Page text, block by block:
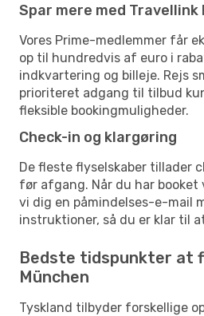
Spar mere med Travellink
Vores Prime-medlemmer får
op til hundredvis af euro i
indkvartering og billeje. Rejs
prioriteret adgang til tilbud
fleksible bookingmuligheder.
Check-in og klargøring
De fleste flyselskaber tillader
før afgang. Når du har booket
vi dig en påmindelses-e-mail
instruktioner, så du er klar til
Bedste tidspunkter at
München
Tyskland tilbyder forskellige